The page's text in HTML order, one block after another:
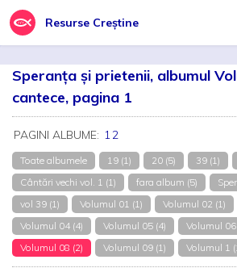
Resurse Creștine
Speranţa şi prietenii, albumul
cantece, pagina 1
PAGINI ALBUME: 12
Toate albumele 19 (1) 20 (5) 39 (1)
Cântări vechi vol. 1 (1)
fara album (5)
vol 39 (1)
Volumul 01 (1) Volumul 02 (1)
Volumul 04 (4)
Volumul 05 (4) Volumul 06
Volumul 08 (2)
Volumul 09 (1) Volumul 1